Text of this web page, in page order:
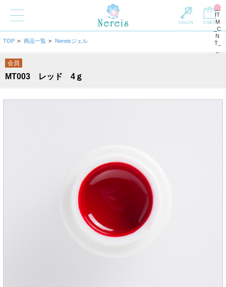
__
IT
M
_C
N
T_
TOP > 商品一覧 > Nereisジェル
会員
MT003 レッド 4ｇ